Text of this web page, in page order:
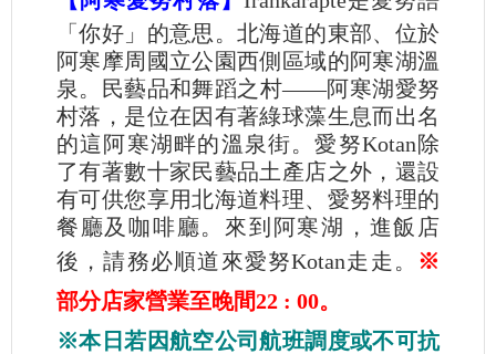
「你好」的意思。北海道的東部、位於
阿寒摩周國立公園西側區域的阿寒湖溫
泉。民藝品和舞蹈之村――阿寒湖愛努
村落，是位在因有著綠球藻生息而出名
的這阿寒湖畔的溫泉街。愛努Kotan除
了有著數十家民藝品土產店之外，還設
有可供您享用北海道料理、愛努料理的
餐廳及咖啡廳。來到阿寒湖，進飯店
後，請務必順道來愛努Kotan走走。 ※
部分店家營業至晚間22 : 00。
※本日若因航空公司航班調度或不可抗